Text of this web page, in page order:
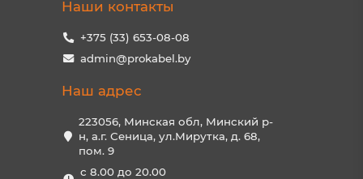
Наши контакты
+375 (33) 653-08-08
admin@prokabel.by
Наш адрес
223056, Минская обл, Минский р-
н, а.г. Сеница, ул.Мирутка, д. 68,
пом. 9
с 8.00 до 20.00